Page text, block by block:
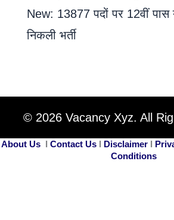
New: 13877 पदों पर 12वीं
निकली भर्ती
© 2026 Vacancy Xyz. All
About Us I Contact Us I Disclaimer I
Conditions